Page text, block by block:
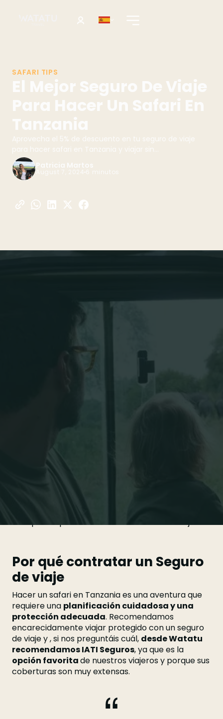
SAFARI TIPS
El Mejor Seguro De Viaje
Para Hacer Un Safari En
Tanzania
Aprovecha el 5% de descuento en tu seguro de viaje
para hacer safari en Tanzania y viajar sin
preocupaciones
Patricia Martos
August 7, 2024 6 minutos
1. Por qué contratar un Seguro de viaje
2. IATI, el mejor seguro de viaje para tu safari
3. ¿Qué pasa si cancelo mi Safari en Tanzania?
4. IATI, el mejor seguro de viaje para tu safari
Hacer un safari en Tanzania
emocionante y única, pero es normal que también
muchas dudas
cualquier imprevisto de salud o del mismo viaje.
Por qué contratar un Seguro
de viaje
Hacer un safari en Tanzania es una aventura que
requiere una planificación cuidadosa y una
protección adecuada. Recomendamos
encarecidamente viajar protegido con un seguro
de viaje y , si nos preguntáis cuál, desde Watatu
recomendamos IATI Seguros, ya que es la
opción favoritade nuestros viajeros y porque sus
coberturas son muy extensas.